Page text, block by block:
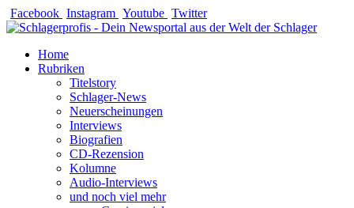
Zum
Inhalt
Facebook Instagram Youtube Twitter
Home
Rubriken
Titelstory
Schlager-News
Neuerscheinungen
Interviews
Biografien
CD-Rezension
Kolumne
Audio-Interviews
und noch viel mehr